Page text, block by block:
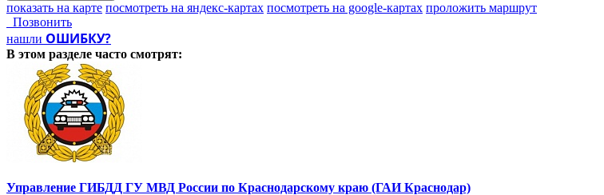
показать на карте посмотреть на яндекс-картах посмотреть на google-картах проложить маршрут
Позвонить
нашли ОШИБКУ?
В этом разделе часто смотрят:
Управление ГИБДД ГУ МВД России по Краснодарскому краю (ГАИ Краснодар)